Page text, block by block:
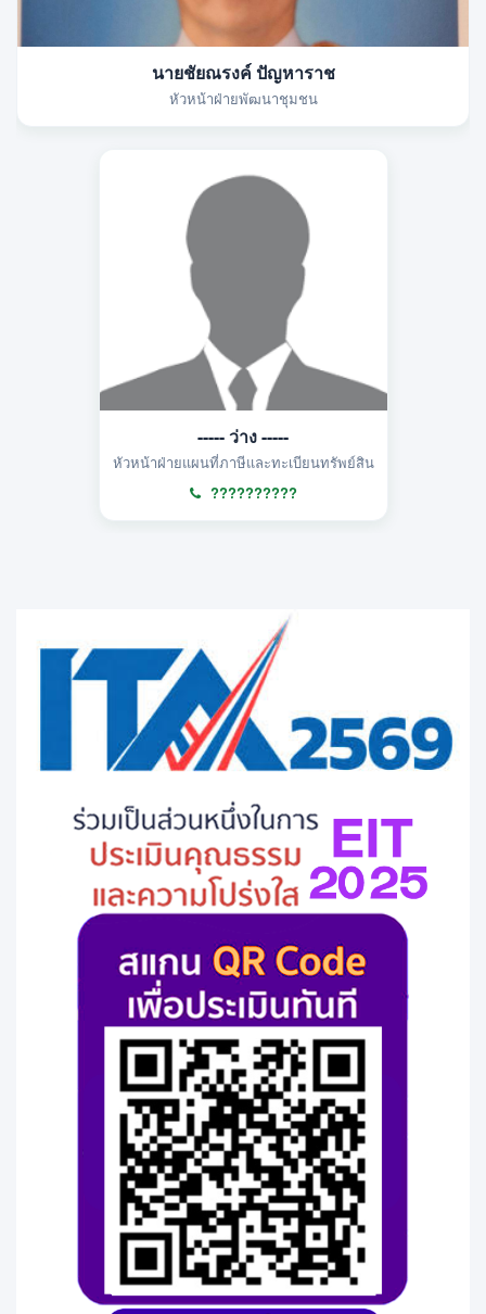
นายชัยณรงค์ ปัญหาราช
หัวหน้าฝ่ายพัฒนาชุมชน
----- ว่าง -----
หัวหน้าฝ่ายแผนที่ภาษีและทะเบียนทรัพย์สิน
??????????